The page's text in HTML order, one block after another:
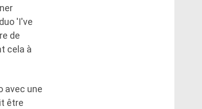
'I've
de
cela à
avec une
être